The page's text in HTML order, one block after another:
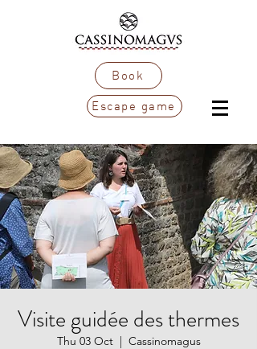
Book
Escape game
Visite guidée des thermes
Thu 03 Oct
  |
Cassinomagus